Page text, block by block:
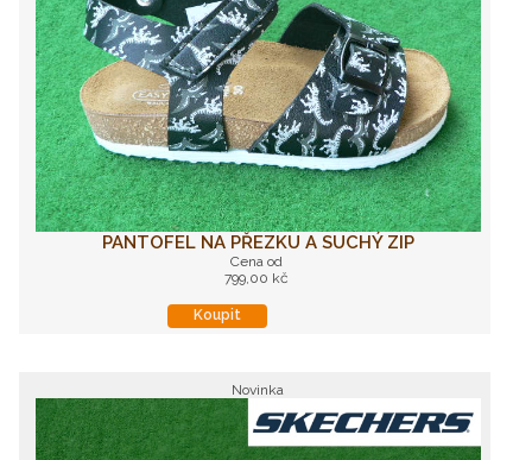
PANTOFEL NA PŘEZKU A SUCHÝ ZIP
Cena od
799,00 kč
Koupit
Novinka